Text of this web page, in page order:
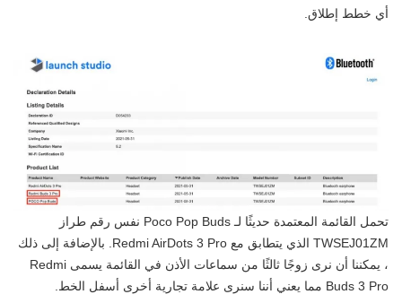
أي خطط إطلاق.
تحمل القائمة المعتمدة حديثًا لـ Poco Pop Buds نفس رقم طراز
TWSEJ01ZM الذي يتطابق مع Redmi AirDots 3 Pro. بالإضافة إلى ذلك
، يمكننا أن نرى زوجًا ثالثًا من سماعات الأذن في القائمة يسمى Redmi
Buds 3 Pro مما يعني أننا سنرى علامة تجارية أخرى أسفل الخط.